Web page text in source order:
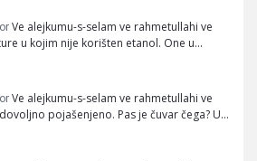
Ve alejkumu-s-selam ve rahmetullahi ve
u kojim nije korišten etanol. One u…
Ve alejkumu-s-selam ve rahmetullahi ve
pojašenjeno. Pas je čuvar čega? U…